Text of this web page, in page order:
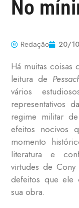
No
Redação 20/
Há muitas coisas
leitura de
vários
representativos
regime militar
efeitos nocivos
momento
literatura e
virtudes de
defeitos que ele
sua obra.